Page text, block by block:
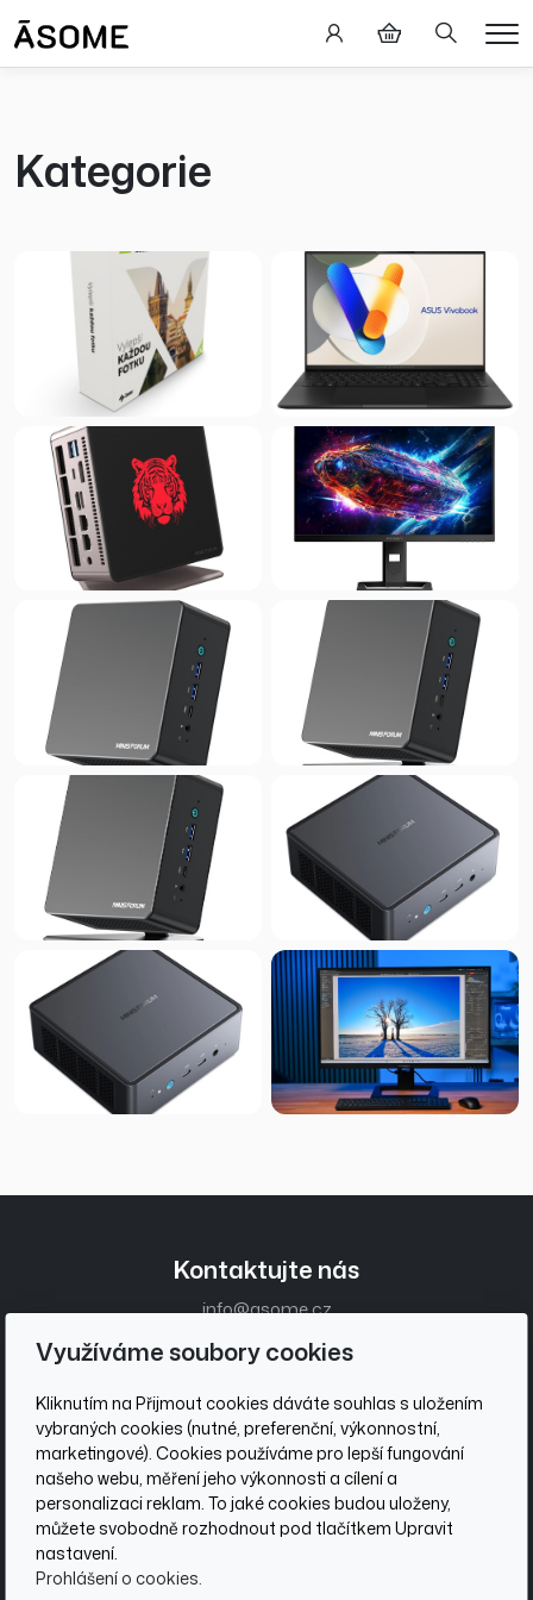
Hledání
Kategorie
Kontaktujte nás
info@asome.cz
Zákaznický servis
Obchodní podmínky
Ochrana osobních údajů
Sociální sítě
Využíváme soubory cookies
Kliknutím na Přijmout cookies dáváte souhlas s uložením
vybraných cookies (nutné, preferenční, výkonnostní,
marketingové). Cookies používáme pro lepší fungování
našeho webu, měření jeho výkonnosti a cílení a
personalizaci reklam. To jaké cookies budou uloženy,
můžete svobodně rozhodnout pod tlačítkem Upravit
nastavení.
Prohlášení o cookies.